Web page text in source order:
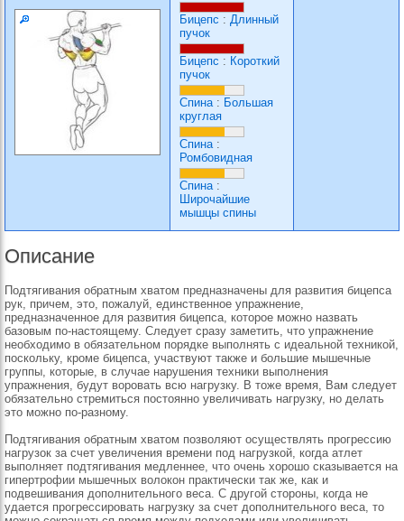
Бицепс : Длинный
пучок
Бицепс : Короткий
пучок
Спина: Большая
круглая
Спина:
Ромбовидная
Спина:
Широчайшие
мышцы спины
Описание
Подтягивания обратным хватом предназначены для развития бицепса
рук, причем, это, пожалуй, единственное упражнение,
предназначенное для развития бицепса, которое можно назвать
базовым по-настоящему. Следует сразу заметить, что упражнение
необходимо в обязательном порядке выполнять с идеальной техникой,
поскольку, кроме бицепса, участвуют также и большие мышечные
группы, которые, в случае нарушения техники выполнения
упражнения, будут воровать всю нагрузку. В тоже время, Вам следует
обязательно стремиться постоянно увеличивать нагрузку, но делать
это можно по-разному.
Подтягивания обратным хватом позволяют осуществлять прогрессию
нагрузок за счет увеличения времени под нагрузкой, когда атлет
выполняет подтягивания медленнее, что очень хорошо сказывается на
гипертрофии мышечных волокон практически так же, как и
подвешивания дополнительного веса. С другой стороны, когда не
удается прогрессировать нагрузку за счет дополнительного веса, то